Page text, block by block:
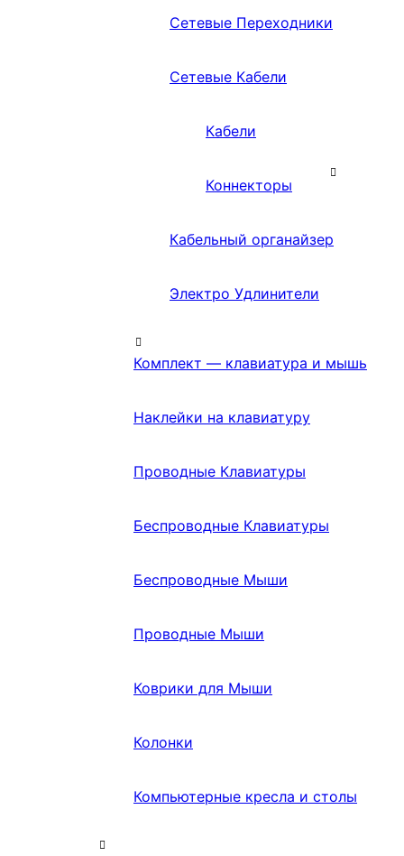
Сетевые Переходники
Сетевые Кабели
Кабели
Коннекторы
Кабельный органайзер
Электро Удлинители
Комплект — клавиатура и мышь
Наклейки на клавиатуру
Проводные Клавиатуры
Беспроводные Клавиатуры
Беспроводные Мыши
Проводные Мыши
Коврики для Мыши
Колонки
Компьютерные кресла и столы